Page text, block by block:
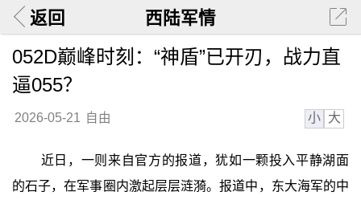
返回 西陆军情
052D巅峰时刻：“神盾”已开刃，战力直
逼055？
2026-05-21 自由 小 大
近日，一则来自官方的报道，犹如一颗投入平静湖面
的石子，在军事圈内激起层层涟漪。报道中，东大海军的中